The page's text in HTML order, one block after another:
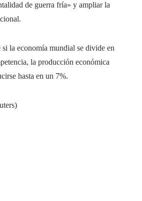
de guerra fría» y ampliar la
la economía mundial se divide en
la producción económica
hasta en un 7%.